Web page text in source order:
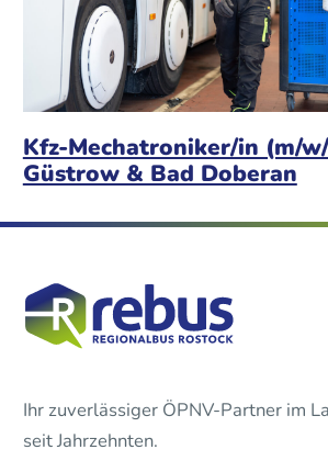
Kfz-Mechatroniker/in (m/
Güstrow & Bad Doberan
Ihr zuverlässiger ÖPNV-Partner im
seit Jahrzehnten.